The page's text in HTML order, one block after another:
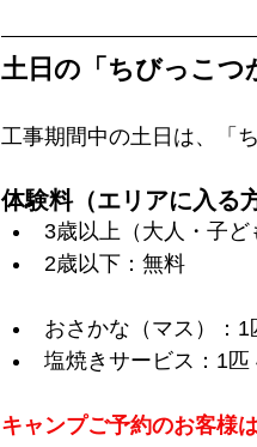
土日の「ちびっこつ
工事期間中の土日は、「
体験料（エリアに入る
3歳以上（大人・子ど
2歳以下：無料
おさかな（マス）：1
塩焼きサービス：1匹
キャンプご予約のお客様